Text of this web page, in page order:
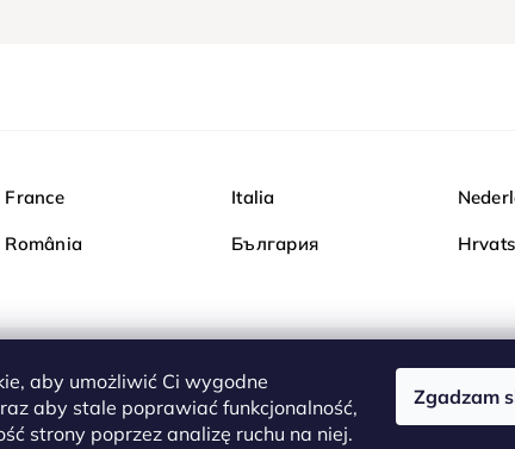
aby umożliwić Ci wygodne
aby stale poprawiać funkcjonalność,
strony poprzez analizę ruchu na niej.
Zgadzam
France Italia
România България
Kupuj bezpiecznie w Diamondi.
są całkowicie bezpieczne -